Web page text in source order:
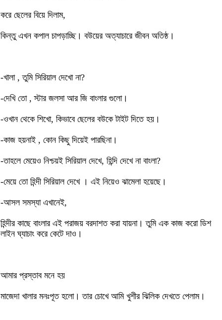
করে ছেলের বিয়ে দিলাম,
কিন্তু এখন কপাল চাপড়াচ্ছি। বউয়ের অত্যাচারে জীবন অতিষ্ঠ।
-খালা , তুমি সিরিয়াল দেখো না?
-দেখি তো , স্টার জলসা আর জি বাংলার গুলো।
-ওখান থেকে শিখো, কিভাবে ছেলের বউকে টাইট দিতে হয়।
-কাজ হয়নাই , কোন কিছু দিয়েই পারছিনা।
-তাহলে মেয়েও নিশ্চয়ই সিরিয়াল দেখে, হিন্দি দেখে না বাংলা?
-মেয়ে তো হিন্দী সিরিয়াল দেখে । এই নিয়েও ঝামেলা হয়েছে।
-আসল সমস্যা এখানেই,
হিন্দীর কাছে বাংলার এই পরাজয় বরদাশত করা যায়না। তুমি এক কাজ করো ডিশ
লাইন ঘ্যাচাং করে কেটে দাও।
আমার প্রস্তাব মনে হয়
মাজেদা খালার মনঃপূত হলো। তার চোখে আমি খুশীর ঝিলিক দেখতে পেলাম।